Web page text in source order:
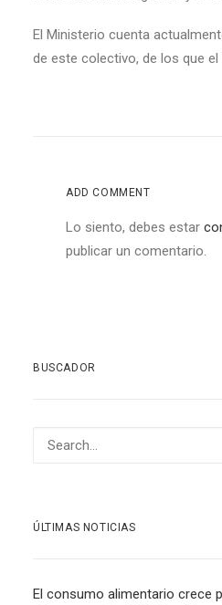
El Ministerio cuenta
de este colectivo, de los que el
ADD COMMENT
Lo siento, debes estar
publicar un comentario.
BUSCADOR
ÚLTIMAS NOTICIAS
El consumo alimentario crece